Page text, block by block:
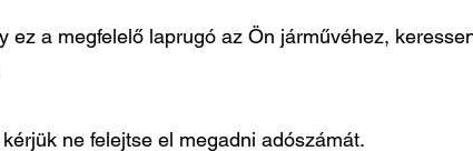
ez a megfelelő laprugó az Ön járművéhez,
ne felejtse el megadni adószámát.